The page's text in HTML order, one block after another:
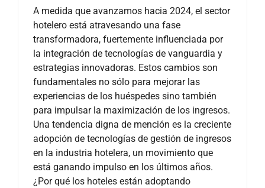
A medida que avanzamos hacia 2024, el sector
hotelero está atravesando una fase
transformadora, fuertemente influenciada por
la integración de tecnologías de vanguardia y
estrategias innovadoras. Estos cambios son
fundamentales no sólo para mejorar las
experiencias de los huéspedes sino también
para impulsar la maximización de los ingresos.
Una tendencia digna de mención es la creciente
adopción de tecnologías de gestión de ingresos
en la industria hotelera, un movimiento que
está ganando impulso en los últimos años.
¿Por qué los hoteles están adoptando